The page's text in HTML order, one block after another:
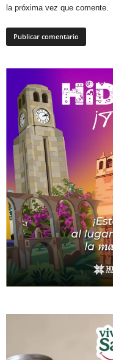
la próxima vez que comente.